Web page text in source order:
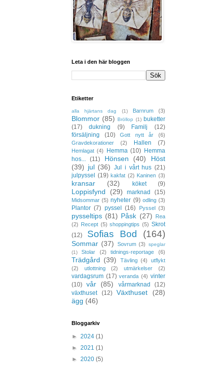
Leta i den här bloggen
Etiketter
alla hjärtans dag (1) Barnrum (3)
Blommor (85) Bröllop (1) buketter
(17)
dukning (9) Familj
(12)
försäljning
(10) Gott nytt år
(6)
Gravdekorationer
(2) Hallen (7)
Hemlagat (4) Hemma (10) Hemma
hos...
(11) Hönsen (40)
Höst
(39) jul (36) Jul i vårt hus (21)
julpyssel
(19) kakfat (2) Kaninen (3)
kransar (32) köket (9)
Loppisfynd (29) marknad (15)
Midsommar (5) nyheter (9) odling (3)
Plantor (7) pyssel (16) Pyssel (3)
pysseltips (81) Påsk (27)
Rea
(2) Recept (5) shoppingtips (5) Skrot
(12)
Sofias Bod (164)
Sommar (37) Sovrum (3)
speglar
(1)
Stolar (2) tidnings-reportage (6)
Trädgård (39) Tävling (4)
utflykt
(2)
utlottning (2) utmärkelser (2)
vardagsrum (17) veranda (4) vinter
(10) vår (85) vårmarknad
(12)
växthuset
(12) Växthuset
(28)
ägg (46)
Bloggarkiv
► 2024 (1)
► 2021 (1)
► 2020 (5)